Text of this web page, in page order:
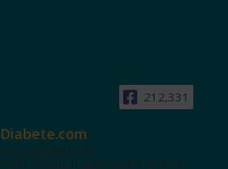
212,331
Diabete.com
www.diabete.com
Tanti contenuti autorevoli e un'area